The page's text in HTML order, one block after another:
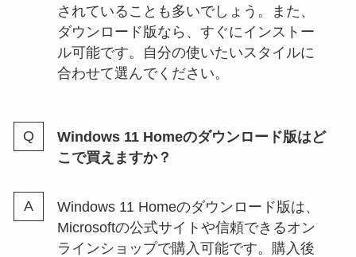
されていることも多いでしょう。また、
ダウンロード版なら、すぐにインストー
ル可能です。自分の使いたいスタイルに
合わせて選んでください。
Windows 11 Homeのダウンロード版はど
こで買えますか？
Windows 11 Homeのダウンロード版は、
Microsoftの公式サイトや信頼できるオン
ラインショップで購入可能です。購入後